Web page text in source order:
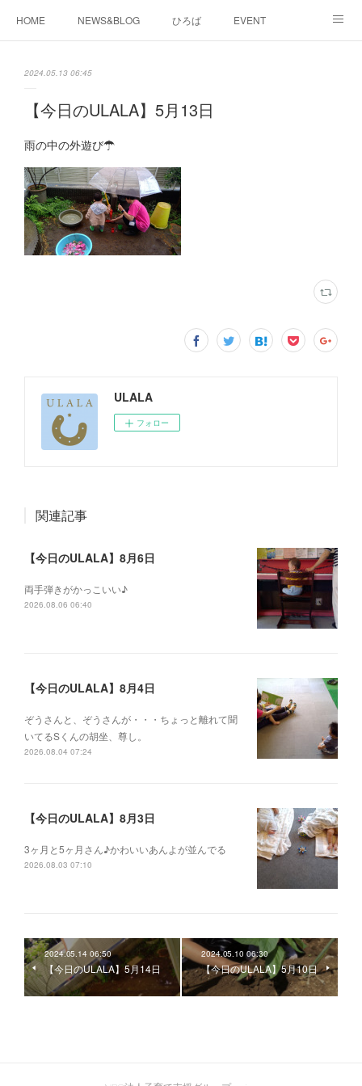
HOME NEWS&BLOG ひろば EVENT
2024.05.13 06:45
【今日のULALA】5月13日
雨の中の外遊び☂
ULALA
フォロー
関連記事
【今日のULALA】8月6日
両手弾きがかっこいい♪
2026.08.06 06:40
【今日のULALA】8月4日
ぞうさんと、ぞうさんが・・・ちょっと離れて聞
いてるSくんの胡坐、尊し。
2026.08.04 07:24
【今日のULALA】8月3日
3ヶ月と5ヶ月さん♪かわいいあんよが並んでる
2026.08.03 07:10
2024.05.14 06:50
【今日のULALA】5月14日
2024.05.10 06:30
【今日のULALA】5月10日